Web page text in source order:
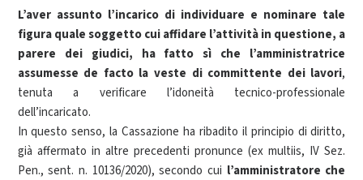
L’aver assunto l’incarico di individuare e nominare tale
figura quale soggetto cui affidare l’attività in questione, a
parere dei giudici, ha fatto sì che l’amministratrice
assumesse de facto la veste di committente dei lavori,
tenuta a verificare l’idoneità tecnico-professionale
dell’incaricato.
In questo senso, la Cassazione ha ribadito il principio di diritto,
già affermato in altre precedenti pronunce (ex multiis, IV Sez.
Pen., sent. n. 10136/2020), secondo cui l’amministratore che